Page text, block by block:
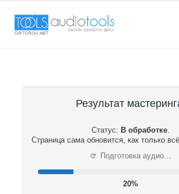
Результат
Статус: В обработке.
Страница сама обновится, как только
⟳ Подготовка аудио…
20%